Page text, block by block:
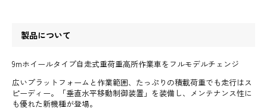
製品について
9mホイールタイプ自走式重荷重高所作業車をフルモデルチェンジ
広いプラットフォームと作業範囲、たっぷりの積載荷重でも走行はス
ピーディー。「垂直水平移動制御装置」を装備し、メンテナンス性に
も優れた新機種が登場。